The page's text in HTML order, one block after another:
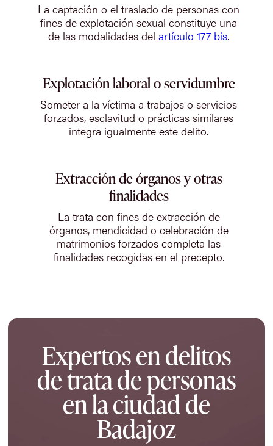
La captación o el traslado de personas con
fines de explotación sexual constituye una
de las modalidades delartículo 177 bis.
Explotación laboral o servidumbre
Someter a la víctima a trabajos o servicios
forzados, esclavitud o prácticas similares
integra igualmente este delito.
Extracción de órganos y otras
finalidades
La trata con fines de extracción de
órganos, mendicidad o celebración de
matrimonios forzados completa las
finalidades recogidas en el precepto.
Expertos en delitos
de trata de personas
en la ciudad de
Badajoz